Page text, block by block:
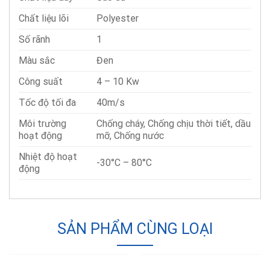
Chất liệu lõi
Polyester
Số rãnh
1
Màu sắc
Đen
Công suất
4 – 10 Kw
Tốc độ tối đa
40m/s
Môi trường
hoạt động
Chống cháy, Chống chịu thời tiết, dầu
mỡ, Chống nước
Nhiệt độ hoạt
động
-30°C – 80°C
SẢN PHẨM CÙNG LOẠI